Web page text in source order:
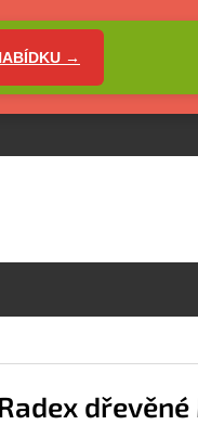
→
dřevěné